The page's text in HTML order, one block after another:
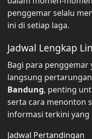
penggemar selalu
ini di setiap laga.
Jadwal Lengkap
Bagi para
langsung
Bandung, penting
serta cara menonton
informasi terkini yang
Jadwal Pertandingan